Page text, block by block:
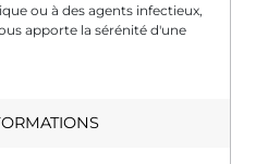
ou à des agents infectieux,
apporte la sérénité d'une